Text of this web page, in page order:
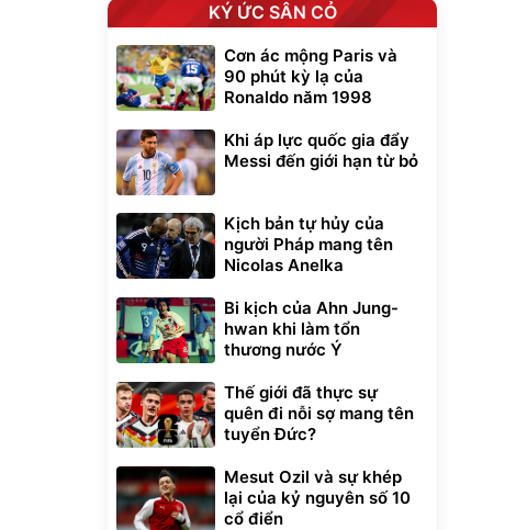
KÝ ỨC SÂN CỎ
Cơn ác mộng Paris và
90 phút kỳ lạ của
Ronaldo năm 1998
Khi áp lực quốc gia đẩy
Messi đến giới hạn từ bỏ
Kịch bản tự hủy của
người Pháp mang tên
Nicolas Anelka
Bi kịch của Ahn Jung-
hwan khi làm tổn
thương nước Ý
Thế giới đã thực sự
quên đi nỗi sợ mang tên
tuyển Đức?
Mesut Ozil và sự khép
lại của kỷ nguyên số 10
cổ điển